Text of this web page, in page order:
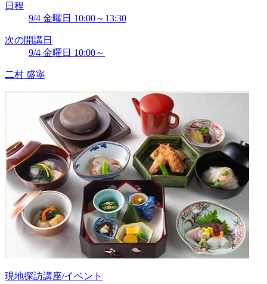
日程
9/4 金曜日 10:00～13:30
次の開講日
9/4 金曜日 10:00～
二村 盛寧
現地探訪講座/イベント